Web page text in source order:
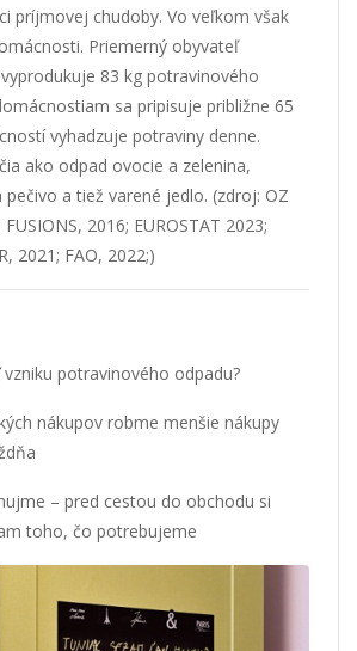
príjmovej chudoby. Vo veľkom však
Priemerný obyvateľ
83 kg potravinového
sa pripisuje približne 65
vyhadzuje potraviny denne.
ako odpad ovocie a zelenina,
pečivo a tiež varené jedlo. (zdroj: OZ
2016; EUROSTAT 2023;
2021; FAO, 2022;)
potravinového odpadu?
nákupov robme menšie nákupy
– pred cestou do obchodu si
toho, čo potrebujeme